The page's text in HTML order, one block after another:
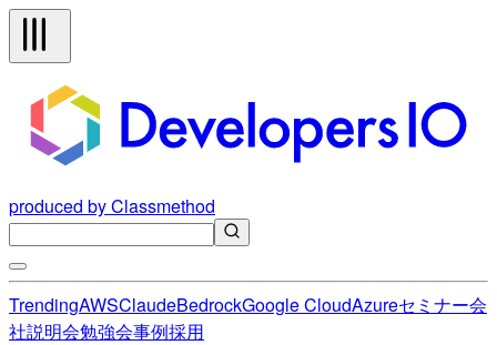
produced by Classmethod
TrendingAWSClaudeBedrockGoogle CloudAzureセミナー会
社説明会勉強会事例採用